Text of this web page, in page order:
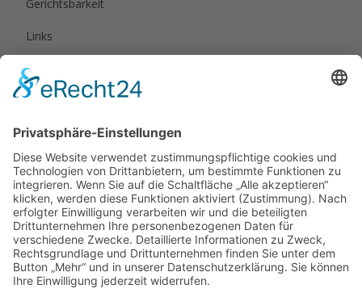
Gerichtsbarkeit
Links
Datenschutz
Privatsphäre-Einstellungen
Cookie-Einstellungen